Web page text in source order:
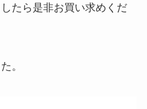
たら是非お買い求めくだ
。